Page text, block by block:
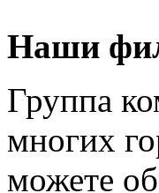
Наши
Группа
многих
можете